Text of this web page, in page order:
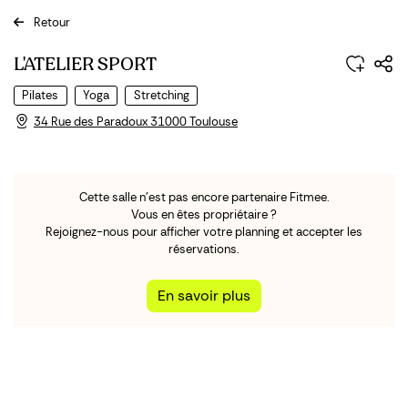
Retour
Next
L'ATELIER SPORT
Pilates Yoga
Stretching
34 Rue des Paradoux 31000 Toulouse
Cette salle n'est pas encore partenaire Fitmee.
Vous en êtes propriétaire ?
Rejoignez-nous pour afficher votre planning et accepter les
réservations.
En savoir plus